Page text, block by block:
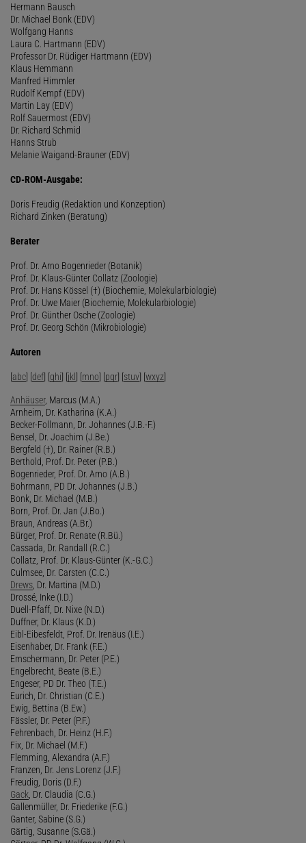
Hermann Bausch
Dr. Michael Bonk (EDV)
Wolfgang Hanns
Laura C. Hartmann (EDV)
Professor Dr. Rüdiger Hartmann (EDV)
Klaus Hemmann
Manfred Himmler
Rudolf Kempf (EDV)
Martin Lay (EDV)
Rolf Sauermost (EDV)
Dr. Richard Schmid
Hanns Strub
Melanie Waigand-Brauner (EDV)
CD-ROM-Ausgabe:
Doris Freudig (Redaktion und Konzeption)
Richard Zinken (Beratung)
Berater
Prof. Dr. Arno Bogenrieder (Botanik)
Prof. Dr. Klaus-Günter Collatz (Zoologie)
Prof. Dr. Hans Kössel (†) (Biochemie, Molekularbiologie)
Prof. Dr. Uwe Maier (Biochemie, Molekularbiologie)
Prof. Dr. Günther Osche (Zoologie)
Prof. Dr. Georg Schön (Mikrobiologie)
Autoren
[abc] [def] [ghi] [jkl] [mno] [pqr] [stuv] [wxyz]
Anhäuser, Marcus (M.A.)
Arnheim, Dr. Katharina (K.A.)
Becker-Follmann, Dr. Johannes (J.B.-F.)
Bensel, Dr. Joachim (J.Be.)
Bergfeld (†), Dr. Rainer (R.B.)
Berthold, Prof. Dr. Peter (P.B.)
Bogenrieder, Prof. Dr. Arno (A.B.)
Bohrmann, PD Dr. Johannes (J.B.)
Bonk, Dr. Michael (M.B.)
Born, Prof. Dr. Jan (J.Bo.)
Braun, Andreas (A.Br.)
Bürger, Prof. Dr. Renate (R.Bü.)
Cassada, Dr. Randall (R.C.)
Collatz, Prof. Dr. Klaus-Günter (K.-G.C.)
Culmsee, Dr. Carsten (C.C.)
Drews , Dr. Martina (M.D.)
Drossé, Inke (I.D.)
Duell-Pfaff, Dr. Nixe (N.D.)
Duffner, Dr. Klaus (K.D.)
Eibl-Eibesfeldt, Prof. Dr. Irenäus (I.E.)
Eisenhaber, Dr. Frank (F.E.)
Emschermann, Dr. Peter (P.E.)
Engelbrecht, Beate (B.E.)
Engeser, PD Dr. Theo (T.E.)
Eurich, Dr. Christian (C.E.)
Ewig, Bettina (B.Ew.)
Fässler, Dr. Peter (P.F.)
Fehrenbach, Dr. Heinz (H.F.)
Fix, Dr. Michael (M.F.)
Flemming, Alexandra (A.F.)
Franzen, Dr. Jens Lorenz (J.F.)
Freudig, Doris (D.F.)
Gack , Dr. Claudia (C.G.)
Gallenmüller, Dr. Friederike (F.G.)
Ganter, Sabine (S.G.)
Gärtig, Susanne (S.Gä.)